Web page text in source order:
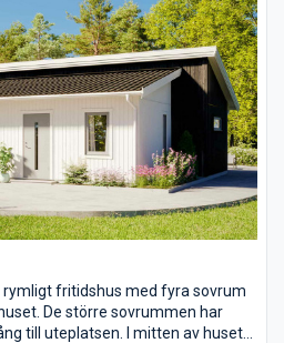
fritidshus med fyra sovrum
De större sovrummen har
till uteplatsen. I mitten av huset